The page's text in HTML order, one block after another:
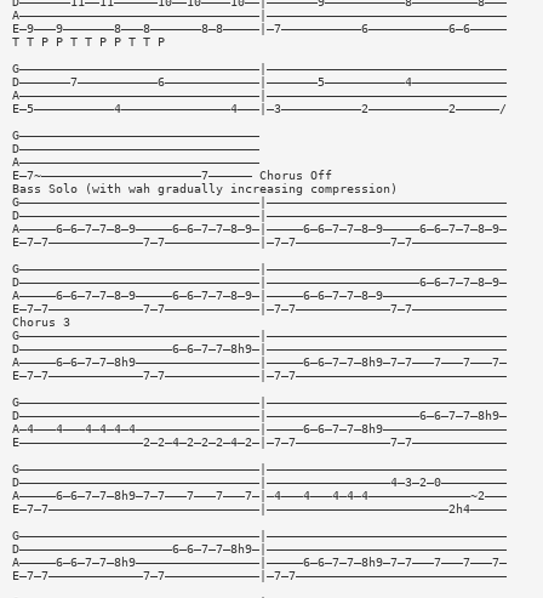
A—————————————————————————————————|—————————————————————————————————
E—9———9———————8———8———————8—8—————|—7———————————6———————————6—6—————
T T P P T T P P T T P
G—————————————————————————————————|—————————————————————————————————
D———————7———————————6—————————————|———————5———————————4—————————————
A—————————————————————————————————|—————————————————————————————————
E—5———————————4———————————————4———|—3———————————2———————————2——————/
G—————————————————————————————————
D—————————————————————————————————
A—————————————————————————————————
E—7~——————————————————————7—————— Chorus Off
Bass Solo (with wah gradually increasing compression)
G—————————————————————————————————|—————————————————————————————————
D—————————————————————————————————|—————————————————————————————————
A—————6—6—7—7—8—9—————6—6—7—7—8—9—|—————6—6—7—7—8—9—————6—6—7—7—8—9—
E—7—7—————————————7—7—————————————|—7—7—————————————7—7—————————————
G—————————————————————————————————|—————————————————————————————————
D—————————————————————————————————|—————————————————————6—6—7—7—8—9—
A—————6—6—7—7—8—9—————6—6—7—7—8—9—|—————6—6—7—7—8—9—————————————————
E—7—7—————————————7—7—————————————|—7—7—————————————7—7—————————————
Chorus 3
G—————————————————————————————————|—————————————————————————————————
D—————————————————————6—6—7—7—8h9—|—————————————————————————————————
A—————6—6—7—7—8h9—————————————————|—————6—6—7—7—8h9—7—7———7———7———7—
E—7—7—————————————7—7—————————————|—7—7—————————————————————————————
G—————————————————————————————————|—————————————————————————————————
D—————————————————————————————————|—————————————————————6—6—7—7—8h9—
A—4———4———4—4—4—4—————————————————|—————6—6—7—7—8h9—————————————————
E—————————————————2—2—4—2—2—2—4—2—|—7—7—————————————7—7—————————————
G—————————————————————————————————|—————————————————————————————————
D—————————————————————————————————|—————————————————4—3—2—0—————————
A—————6—6—7—7—8h9—7—7———7———7———7—|—4———4———4—4—4——————————————~2———
E—7—7—————————————————————————————|—————————————————————————2h4—————
G—————————————————————————————————|—————————————————————————————————
D—————————————————————6—6—7—7—8h9—|—————————————————————————————————
A—————6—6—7—7—8h9—————————————————|—————6—6—7—7—8h9—7—7———7———7———7—
E—7—7—————————————7—7—————————————|—7—7—————————————————————————————